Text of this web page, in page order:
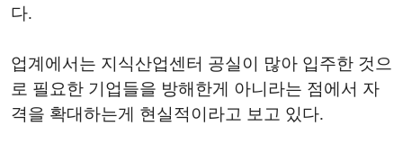
다.
업계에서는 지식산업센터 공실이 많아 입주한 것으
로 필요한 기업들을 방해한게 아니라는 점에서 자
격을 확대하는게 현실적이라고 보고 있다.